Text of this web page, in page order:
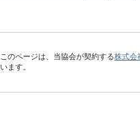
このページは、当協会が契約する株式会
います。